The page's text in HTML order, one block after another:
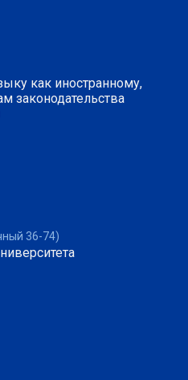
как иностранному,
законодательства
36-74)